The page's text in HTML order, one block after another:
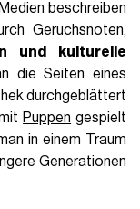
beschreiben
Geruchsnoten,
und kulturelle
die Seiten eines
durchgeblättert
Puppen gespielt
in einem Traum
Generationen